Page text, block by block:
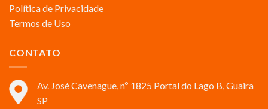
Política de Privacidade
Termos de Uso
CONTATO
Av. José Cavenague, nº 1825 Portal do Lago B, Guaira
SP